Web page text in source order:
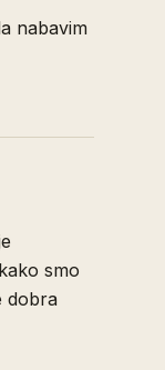
nabavim
smo
dobra